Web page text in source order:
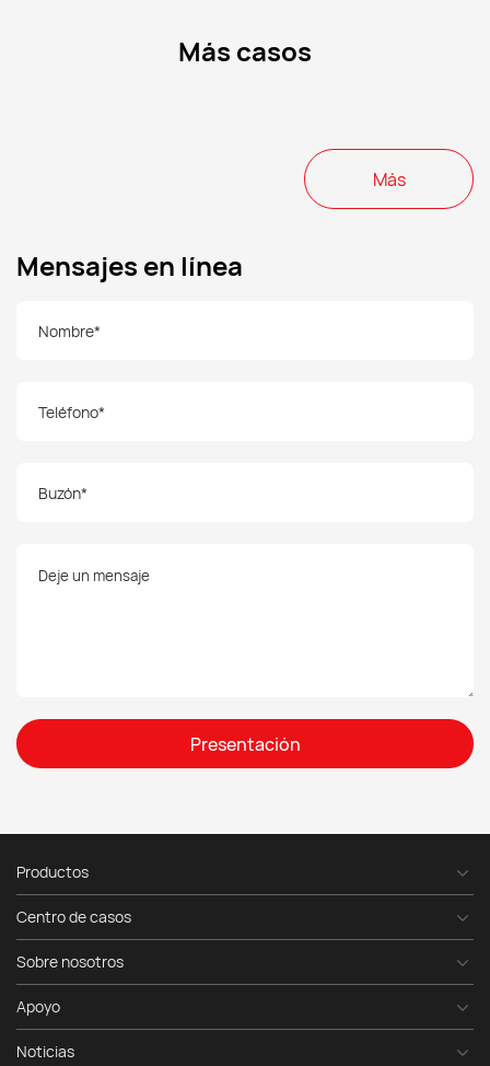
Más casos
Más
Mensajes en línea
Presentación
Productos
Centro de casos
Sobre nosotros
Apoyo
Noticias